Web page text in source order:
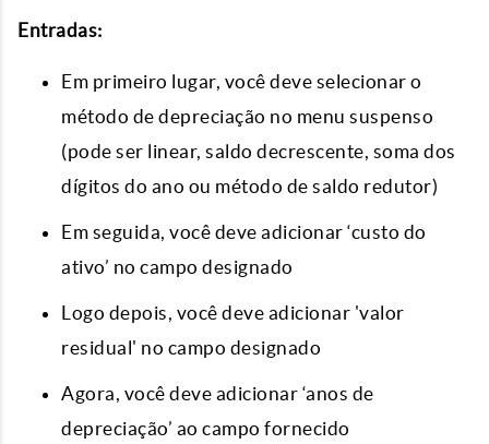
Entradas:
Em primeiro lugar, você deve selecionar o
método de depreciação no menu suspenso
(pode ser linear, saldo decrescente, soma dos
dígitos do ano ou método de saldo redutor)
Em seguida, você deve adicionar ‘custo do
ativo’ no campo designado
Logo depois, você deve adicionar 'valor
residual' no campo designado
Agora, você deve adicionar ‘anos de
depreciação’ ao campo fornecido